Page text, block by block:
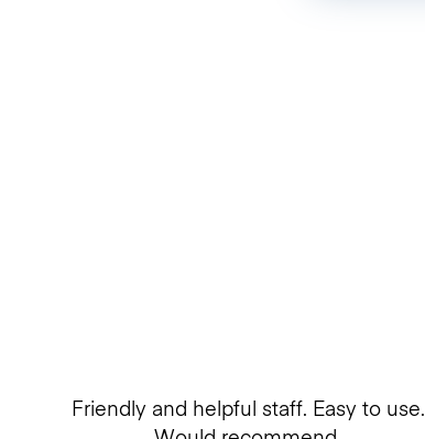
Friendly and helpful staff. Easy to use.